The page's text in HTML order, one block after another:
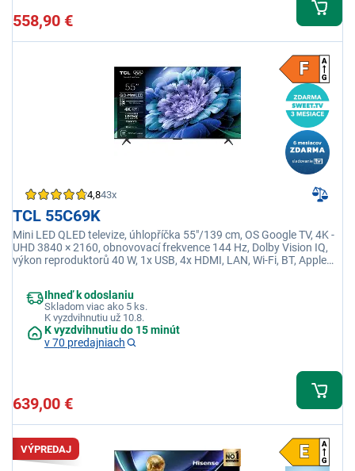
558,90 €
4,843x
TCL 55C69K
Mini LED QLED televize, úhlopříčka 55"/139 cm, OS Google TV, 4K -
UHD 3840 × 2160, obnovovací frekvence 144 Hz, Dolby Vision IQ,
výkon reproduktorů 40 W, 1x USB, 4x HDMI, LAN, Wi-Fi, BT, Apple
Ihneď k odoslaniu
Skladom viac ako 5 ks.
K vyzdvihnutiu už 10.8.
K vyzdvihnutiu do 15 minút
v 70 predajniach
639,00 €
VÝPREDAJ